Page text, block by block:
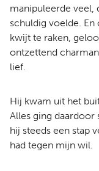
manipuleerde veel,
schuldig voelde.
kwijt te raken,
ontzettend
lief.
Hij kwam uit het
Alles ging daardoor
hij steeds een stap
had tegen mijn wil.